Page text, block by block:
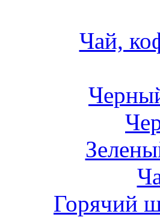
Чай,
Горячий